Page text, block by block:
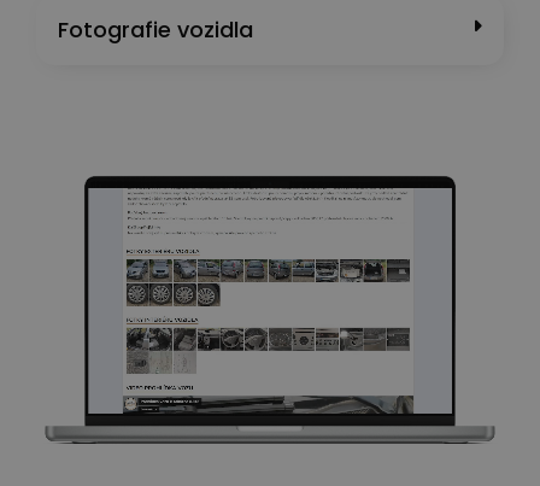
Fotografie vozidla